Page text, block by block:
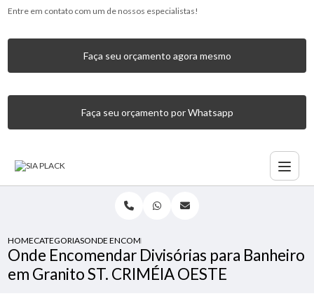
Entre em contato com um de nossos especialistas!
Faça seu orçamento agora mesmo
Faça seu orçamento por Whatsapp
HOMECATEGORIASONDE ENCOMENDAR DIVISÓRIAS PARA BANHEIRO EM
Onde Encomendar Divisórias para Banheiro
em Granito ST. CRIMÉIA OESTE